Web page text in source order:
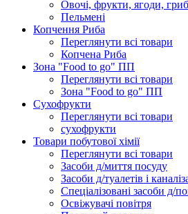
Овочі, фрукти, ягоди,
Пельмені
Копчення Риба
Переглянути всі товари
Копчена Риба
Зона "Food to go" ПП
Переглянути всі товари
Зона "Food to go" ПП
Сухофрукти
Переглянути всі товари
сухофрукти
Товари побутової хімії
Переглянути всі товари
Засоби д/миття посуду
Засоби д/туалетів і
Спеціалізовані засоби д/
Освіжувачі повітря